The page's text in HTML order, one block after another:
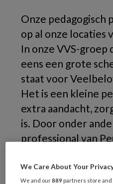
Onze pedagogisch
op al onze locaties
In onze VVS-groep
eens een grote
staat voor
Het is een kleine
extra aandacht,
is. Door onder
professional van
JENS.
We Care About Your
We and our889 partners store and